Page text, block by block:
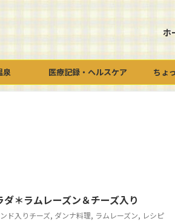
ホ
泉 医療記録・ヘルスケア ちょ
＊ラムレーズン＆チーズ入り
ド入りチーズ, ダンナ料理, ラムレーズン, レシピ